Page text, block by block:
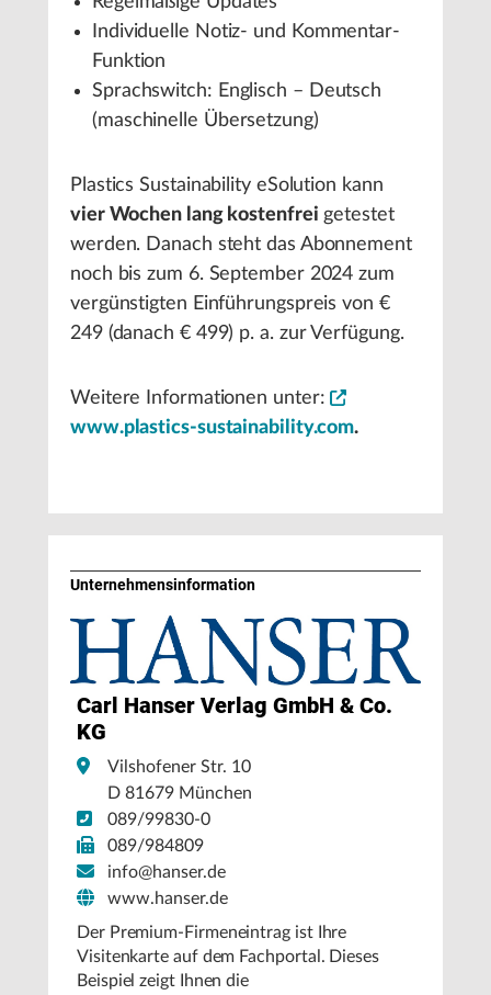
Individuelle Notiz- und Kommentar-
Funktion
Sprachswitch: Englisch – Deutsch
(maschinelle Übersetzung)
Plastics Sustainability eSolution kann
vier Wochen lang kostenfrei getestet
werden. Danach steht das Abonnement
noch bis zum 6. September 2024 zum
vergünstigten Einführungspreis von €
249 (danach € 499) p. a. zur Verfügung.
Weitere Informationen unter:
www.plastics-sustainability.com.
Unternehmens­information
Carl Hanser Verlag GmbH & Co.
KG
Vilshofener Str. 10
D 81679 München
089/99830-0
089/984809
info@hanser.de
www.hanser.de
Der Premium-Firmeneintrag ist Ihre
Visitenkarte auf dem Fachportal. Dieses
Beispiel zeigt Ihnen die